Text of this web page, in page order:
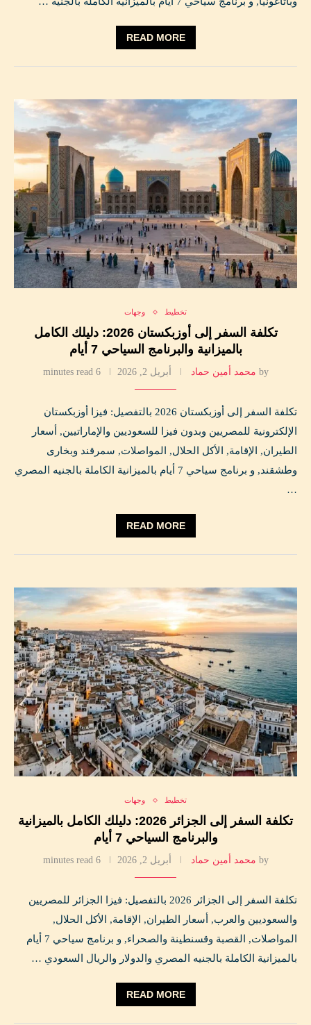
READ MORE
تخطيط وجهات
تكلفة السفر إلى أوزبكستان 2026: دليلك الكامل
بالميزانية والبرنامج السياحي 7 أيام
by محمد أمين حماد أبريل 2, 2026 6 minutes read
تكلفة السفر إلى أوزبكستان 2026 بالتفصيل: فيزا أوزبكستان
الإلكترونية للمصريين وبدون فيزا للسعوديين والإماراتيين, أسعار
الطيران, الإقامة, الأكل الحلال, المواصلات, سمرقند وبخارى
وطشقند, و برنامج سياحي 7 أيام بالميزانية الكاملة بالجنيه المصري
…
READ MORE
تخطيط وجهات
تكلفة السفر إلى الجزائر 2026: دليلك الكامل بالميزانية
والبرنامج السياحي 7 أيام
by محمد أمين حماد أبريل 2, 2026 6 minutes read
تكلفة السفر إلى الجزائر 2026 بالتفصيل: فيزا الجزائر للمصريين
والسعوديين والعرب, أسعار الطيران, الإقامة, الأكل الحلال,
المواصلات, القصبة وقسنطينة والصحراء, و برنامج سياحي 7 أيام
بالميزانية الكاملة بالجنيه المصري والدولار والريال السعودي …
READ MORE